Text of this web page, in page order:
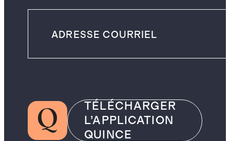
TÉLÉCHARGER
L’APPLICATION
QUINCE